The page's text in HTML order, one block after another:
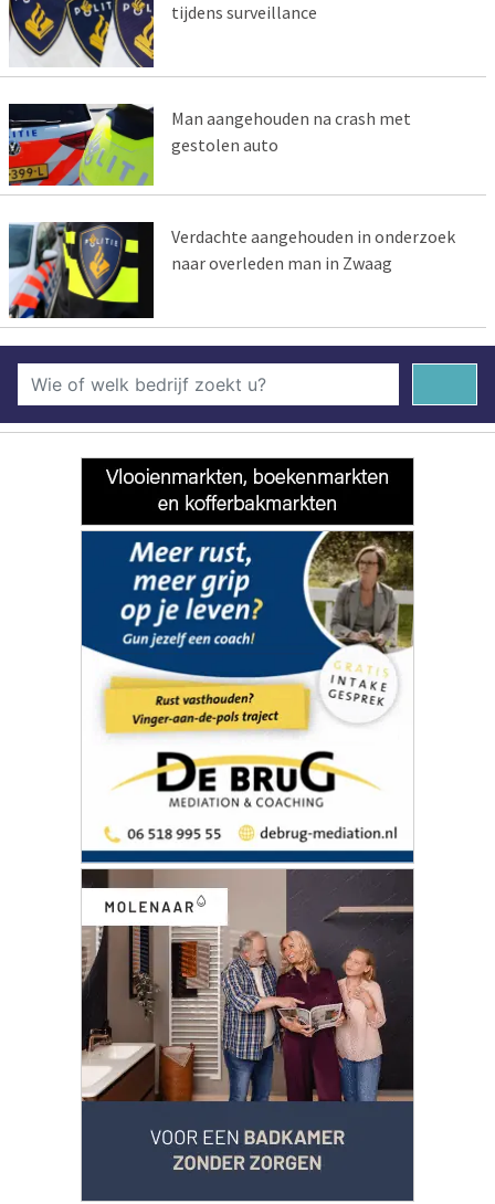
tijdens surveillance
Man aangehouden na crash met
gestolen auto
Verdachte aangehouden in onderzoek
naar overleden man in Zwaag